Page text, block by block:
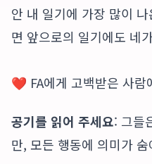
안 내 일기에 가장 많이
면 앞으로의 일기에도 네
❤️ FA에게 고백받은 사람
공기를 읽어 주세요: 그들
만, 모든 행동에 의미가